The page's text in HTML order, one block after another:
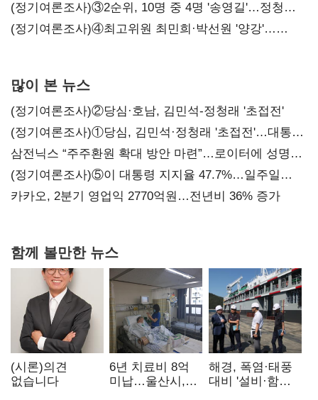
(정기여론조사)③2순위, 10명 중 4명 '송영길'…정청래
'한 자릿수'
(정기여론조사)④최고위원 최민희·박선원 '양강'…
많이 본 뉴스
(정기여론조사)②당심·호남, 김민석-정청래 '초접전'
(정기여론조사)①당심, 김민석·정청래 '초접전'…대통령
지지도 '50% 아래로'(종합)
삼전닉스 “주주환원 확대 방안 마련”…로이터에 성명
보내
(정기여론조사)⑤이 대통령 지지율 47.7%…일주일
만에 다시 40%대
카카오, 2분기 영업익 2770억원…전년비 36% 증가
함께 볼만한 뉴스
(시론)의견
없습니다
6년 치료비 8억
미납…울산시,
해경, 폭염·태풍
대비 '설비·함정'